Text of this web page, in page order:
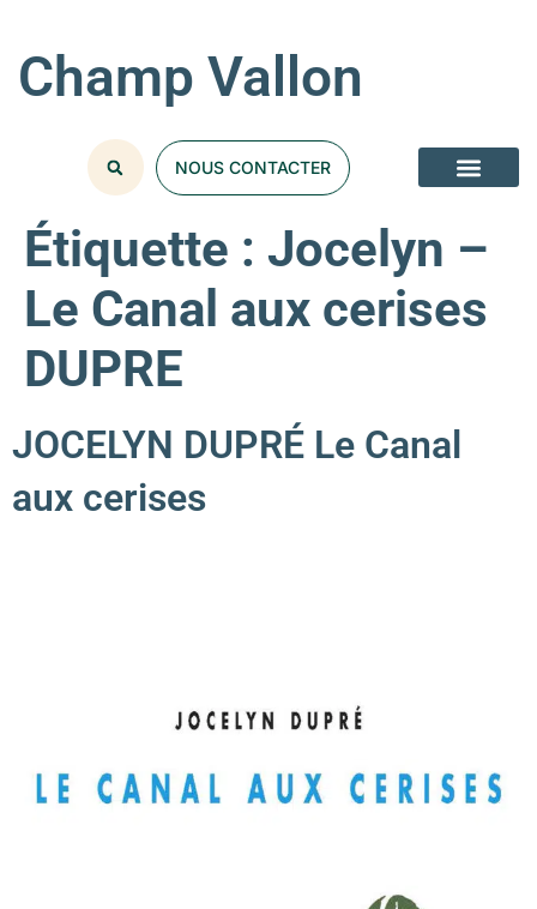
Champ Vallon
NOUS CONTACTER
Étiquette : Jocelyn –
Le Canal aux cerises
DUPRE
JOCELYN DUPRÉ Le Canal
aux cerises